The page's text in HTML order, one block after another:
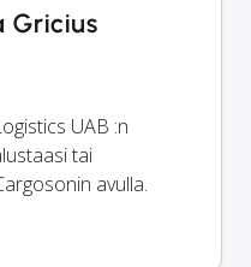
Gricius
UAB :n
tai
avulla.